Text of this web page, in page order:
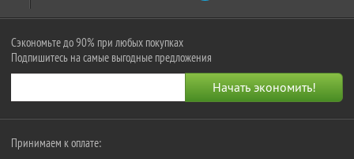
Сэкономьте до 90% при любых покупках
Подпишитесь на самые выгодные предложения
Принимаем к оплате: